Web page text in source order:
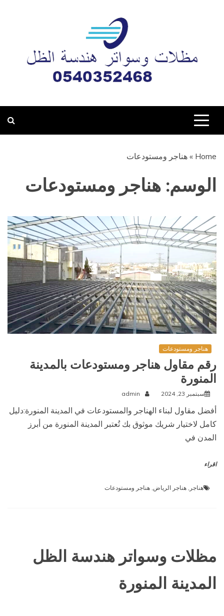
مظلات وسواتر هندسة
Home
» هناجر ومستودعات
الوسم: هناجر ومستودعات
هناجر ومستودعات
رقم مقاول هناجر ومستودعات بالمدينة
المنورة
سبتمبر 23, 2024 admin
أفضل مقاول لبناء الهناجر والمستودعات في المدينة المنورة:دليل
كامل لاختيار شريك موثوق بك تُعتبر المدينة المنورة من أبرز
المدن في
اقراء
هناجر , هناجر الرياض, هناجر ومستودعات
مظلات وسواتر هندسة الظل
المدينة المنورة